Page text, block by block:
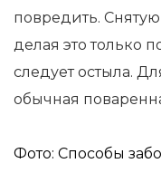
повредить.
делая это только
следует остыла.
обычная
Фото: Способы